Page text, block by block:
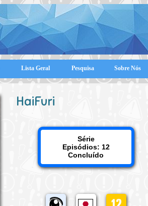
Lista Geral Pesquisa Sobre Nós
HaiFuri
Série
Episódios: 12
Concluído